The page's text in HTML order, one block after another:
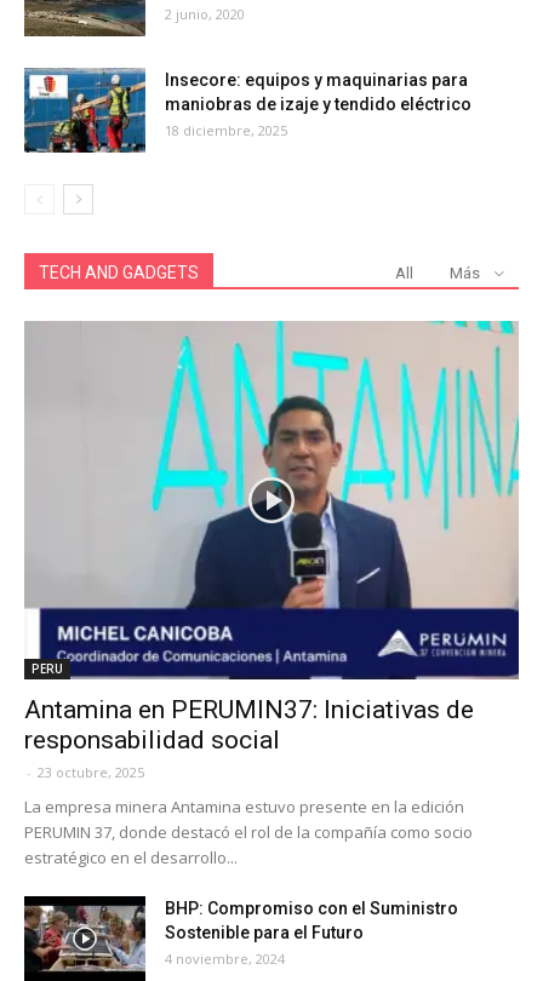
2 junio, 2020
Insecore: equipos y maquinarias para
maniobras de izaje y tendido eléctrico
18 diciembre, 2025
TECH AND GADGETS All Más
PERU
Antamina en PERUMIN37: Iniciativas de
responsabilidad social
- 23 octubre, 2025
La empresa minera Antamina estuvo presente en la edición
PERUMIN 37, donde destacó el rol de la compañía como socio
estratégico en el desarrollo...
BHP: Compromiso con el Suministro
Sostenible para el Futuro
4 noviembre, 2024